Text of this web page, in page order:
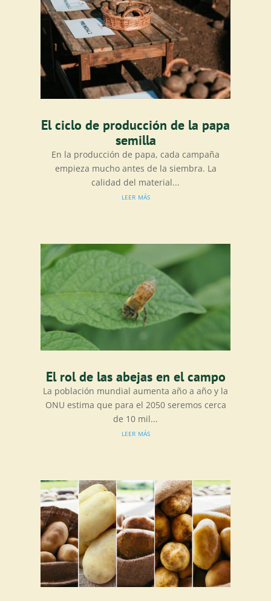
El ciclo de producción de la papa
semilla
En la producción de papa, cada campaña
empieza mucho antes de la siembra. La
calidad del material...
leer más
El rol de las abejas en el campo
La población mundial aumenta año a año y la
ONU estima que para el 2050 seremos cerca
de 10 mil...
leer más